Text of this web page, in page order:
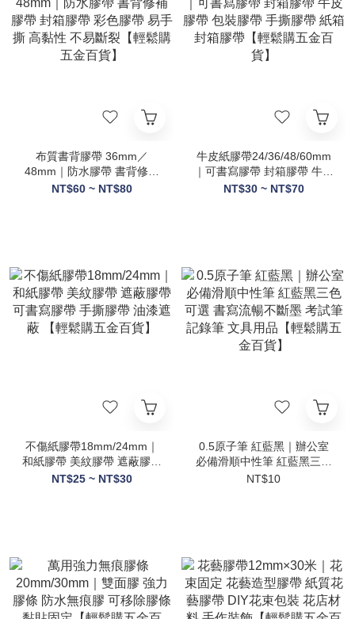
布質書背膠帶 36mm／
48mm｜防水膠帶 書背修補
膠帶 封箱膠帶 彩色膠帶 易
NT$60 ~ NT$80
牛皮紙膠帶24/36/48/60mm
｜可書寫膠帶 封箱膠帶 牛皮
膠帶 包裝膠帶 手撕膠帶 紙
NT$30 ~ NT$70
不傷紙膠帶18mm/24mm｜
和紙膠帶 美紋膠帶 遮蔽膠帶
可書寫膠帶 手撕膠帶 油漆遮
NT$25 ~ NT$30
0.5原子筆 紅藍黑｜辦公室
必備滑順中性筆 紅藍黑三色
可選 書寫流暢不斷墨 考試筆
NT$10